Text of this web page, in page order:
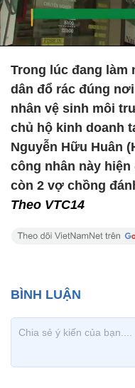
Trong lúc đang
dân đổ rác đúng
nhân vệ sinh môi
chủ hộ kinh doanh
Nguyễn Hữu Huân
công nhân này
còn 2 vợ chồng
Theo VTC14